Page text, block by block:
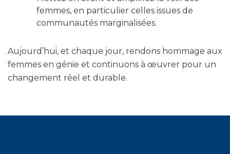
femmes, en particulier celles issues de
communautés marginalisées.
Aujourd’hui, et chaque jour, rendons hommage aux
femmes en génie et continuons à œuvrer pour un
changement réel et durable.